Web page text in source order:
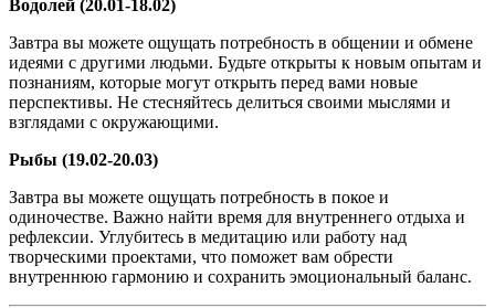
Водолей (20.01-18.02)
Завтра вы можете ощущать потребность в общении и обмене
идеями с другими людьми. Будьте открыты к новым опытам и
познаниям, которые могут открыть перед вами новые
перспективы. Не стесняйтесь делиться своими мыслями и
взглядами с окружающими.
Рыбы (19.02-20.03)
Завтра вы можете ощущать потребность в покое и
одиночестве. Важно найти время для внутреннего отдыха и
рефлексии. Углубитесь в медитацию или работу над
творческими проектами, что поможет вам обрести
внутреннюю гармонию и сохранить эмоциональный баланс.